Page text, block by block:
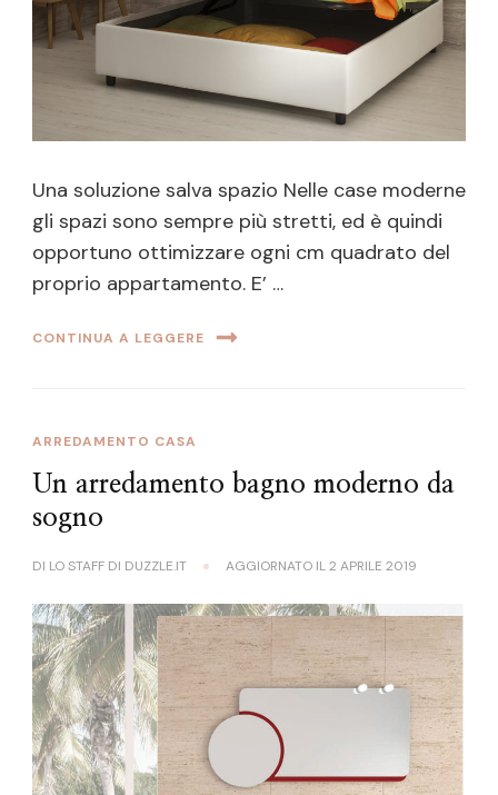
Una soluzione salva spazio Nelle case moderne
gli spazi sono sempre più stretti, ed è quindi
opportuno ottimizzare ogni cm quadrato del
proprio appartamento. E’ …
CONTINUA A LEGGERE
ARREDAMENTO CASA
Un arredamento bagno moderno da
sogno
DI LO STAFF DI DUZZLE.IT AGGIORNATO IL2 APRILE 2019